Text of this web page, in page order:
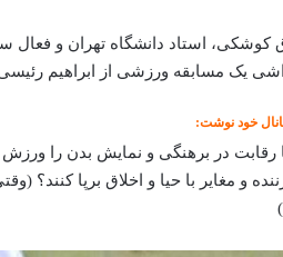
استاد دانشگاه تهران و فعال
یک مسابقه ورزشی از ابراهیم
خود نوشت:
رقابت در برهنگی و نمایش بدن را ورزش
و مغایر با حیا و اخلاق برپا